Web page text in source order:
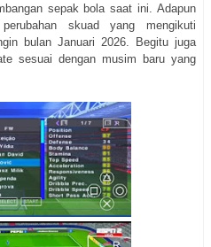
sepak bola saat ini. Adapun
skuad yang mengikuti
bulan Januari 2026. Begitu juga
sesuai dengan musim baru yang